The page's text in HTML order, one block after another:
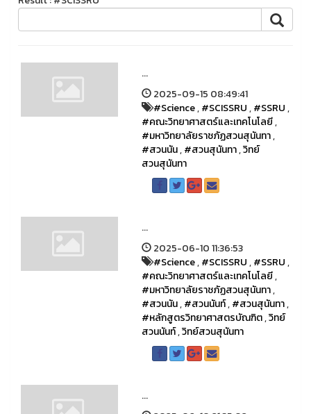
...
2025-09-15 08:49:41
#Science,#SCISSRU,#SSRU,
#คณะวิทยาศาสตร์และเทคโนโลยี,
#มหาวิทยาลัยราชภัฏสวนสุนันทา,
#สวนนัน,#สวนสุนันทา,วิทย์
สวนสุนันทา
...
2025-06-10 11:36:53
#Science,#SCISSRU,#SSRU,
#คณะวิทยาศาสตร์และเทคโนโลยี,
#มหาวิทยาลัยราชภัฏสวนสุนันทา,
#สวนนัน,#สวนนันท์,#สวนสุนันทา,
#หลักสูตรวิทยาศาสตรบัณฑิต,วิทย์
สวนนันท์,วิทย์สวนสุนันทา
...